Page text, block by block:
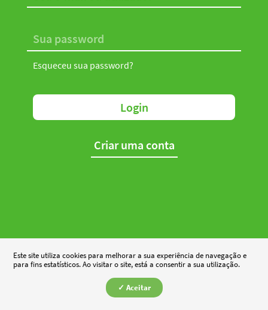
Esqueceu sua password?
Login
Criar uma conta
Este site utiliza cookies para melhorar a sua experiência de navegação e
para fins estatísticos. Ao visitar o site, está a consentir a sua utilização.
✓ Aceitar